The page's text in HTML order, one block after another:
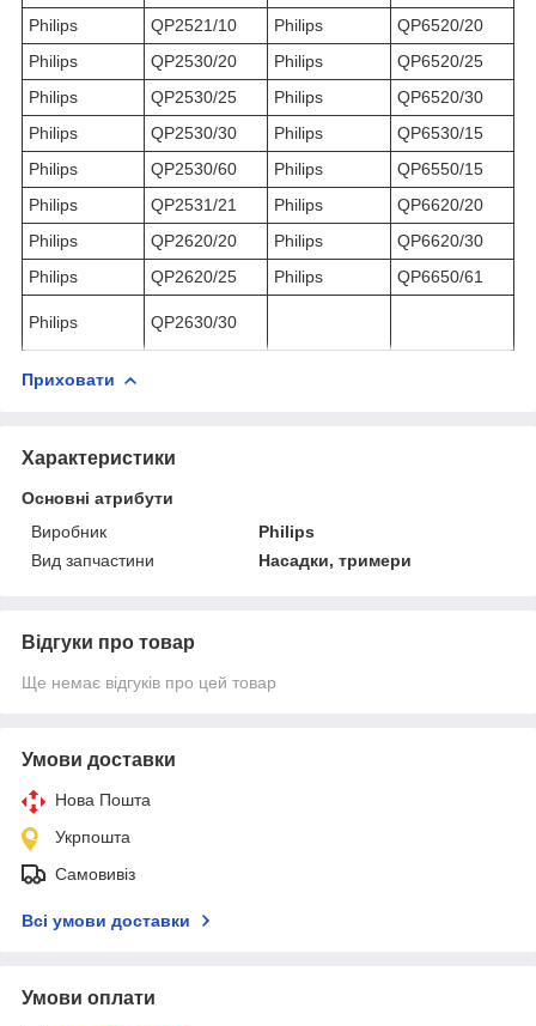
Philips
QP2521/10 Philips
QP6520/20
Philips
QP2530/20 Philips
QP6520/25
Philips
QP2530/25 Philips
QP6520/30
Philips
QP2530/30 Philips
QP6530/15
Philips
QP2530/60 Philips
QP6550/15
Philips
QP2531/21 Philips
QP6620/20
Philips
QP2620/20 Philips
QP6620/30
Philips
QP2620/25 Philips QP6650/61
Philips QP2630/30
Приховати
Характеристики
Основні атрибути
Виробник
Philips
Вид запчастини
Насадки, тримери
Відгуки про товар
Ще немає відгуків про цей товар
Умови доставки
Нова Пошта
Укрпошта
Самовивіз
Всі умови доставки
Умови оплати